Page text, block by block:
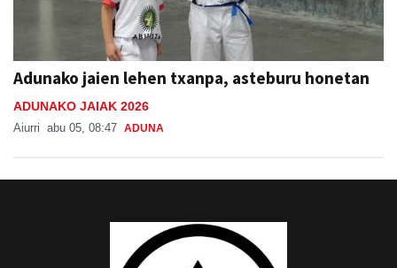
Adunako jaien lehen txanpa, asteburu honetan
ADUNAKO JAIAK 2026
Aiurri abu 05, 08:47 ADUNA